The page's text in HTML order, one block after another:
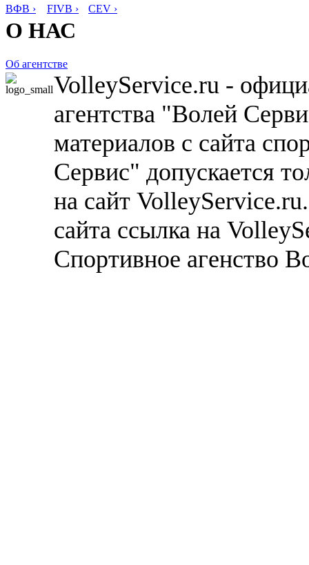
ВФВ › FIVB › CEV ›
О НАС
Об агентстве
VolleyService.ru -
агентства "Волей
материалов с сайта
Сервис" допускается
на сайт
сайта ссылка на
Спортивное агенство